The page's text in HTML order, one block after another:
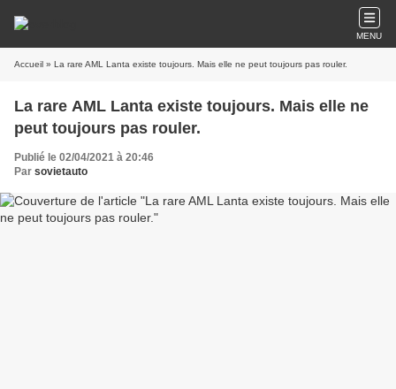
MENU
Accueil » La rare AML Lanta existe toujours. Mais elle ne peut toujours pas rouler.
La rare AML Lanta existe toujours. Mais elle ne
peut toujours pas rouler.
Publié le 02/04/2021 à 20:46
Par sovietauto